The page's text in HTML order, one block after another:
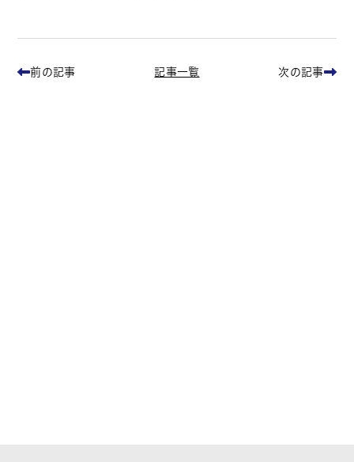
前の記事 記事一覧 次の記事